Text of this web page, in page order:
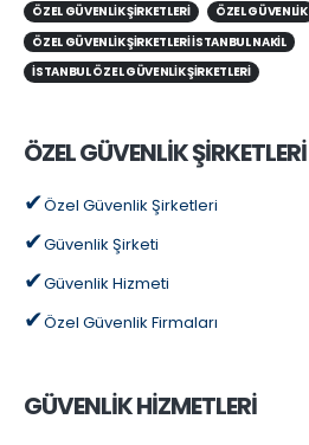
ÖZEL GÜVENLIK ŞIRKETLERI
ÖZEL GÜVENLIK
ÖZEL GÜVENLIK ŞIRKETLERI İSTANBUL NAKIL
İSTANBUL ÖZEL GÜVENLIK ŞIRKETLERI
ÖZEL GÜVENLİK ŞİRKETLERİ
Özel Güvenlik Şirketleri
Güvenlik Şirketi
Güvenlik Hizmeti
Özel Güvenlik Firmaları
GÜVENLİK HİZMETLERİ